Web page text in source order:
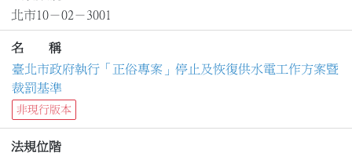
北市10－02－3001
名 稱
臺北市政府執行「正俗專案」停止及恢復供水電工作方案暨
裁罰基準
非現行版本
法規位階